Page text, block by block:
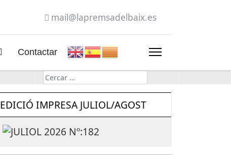
mail@lapremsadelbaix.es
Contactar
Cerca
EDICIÓ IMPRESA JULIOL/AGOST